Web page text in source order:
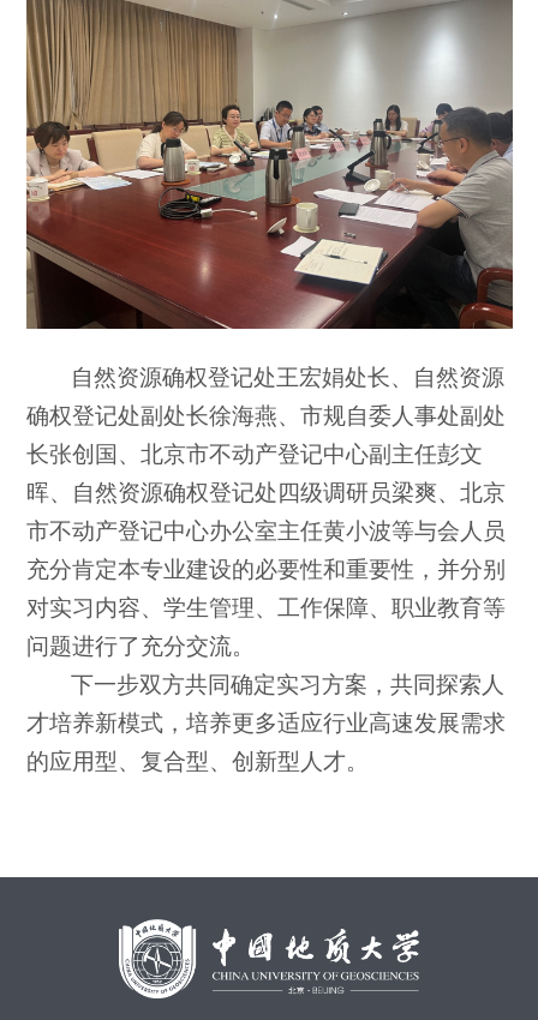
自然资源确权登记处王宏娟处长、自然资源
确权登记处副处长徐海燕、市规自委人事处副处
长张创国、北京市不动产登记中心副主任彭文
晖、自然资源确权登记处四级调研员梁爽、北京
市不动产登记中心办公室主任黄小波等与会人员
充分肯定本专业建设的必要性和重要性，并分别
对实习内容、学生管理、工作保障、职业教育等
问题进行了充分交流。
下一步双方共同确定实习方案，共同探索人
才培养新模式，培养更多适应行业高速发展需求
的应用型、复合型、创新型人才。